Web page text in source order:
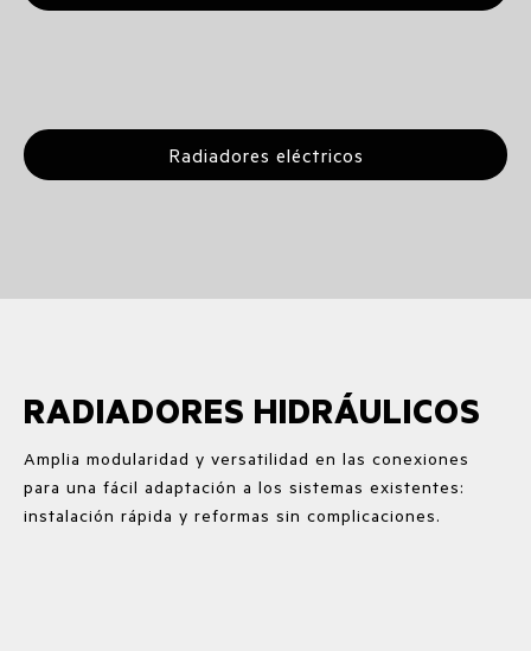
Radiadores eléctricos
RADIADORES HIDRÁULICOS
Amplia modularidad y versatilidad en las conexiones
para una fácil adaptación a los sistemas existentes:
instalación rápida y reformas sin complicaciones.